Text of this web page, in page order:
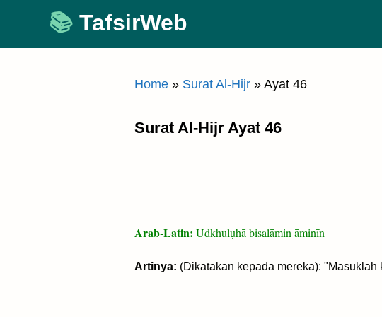
content
TafsirWeb
Home » Surat Al-Hijr » Ayat 46
Surat Al-Hijr Ayat 46
Arab-Latin: Udkhulụhā bisalāmin āminīn
Artinya: (Dikatakan kepada mereka):